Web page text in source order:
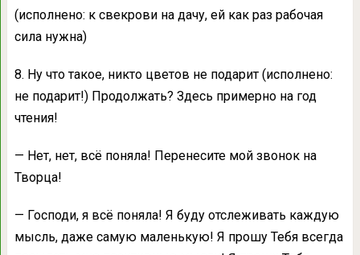
(исполнено: к свекрови на дачу, ей как раз рабочая
сила нужна)
8. Ну что такое, никто цветов не подарит (исполнено:
не подарит!) Продолжать? Здесь примерно на год
чтения!
— Нет, нет, всё поняла! Перенесите мой звонок на
Творца!
— Господи, я всё поняла! Я буду отслеживать каждую
мысль, даже самую маленькую! Я прошу Тебя всегда